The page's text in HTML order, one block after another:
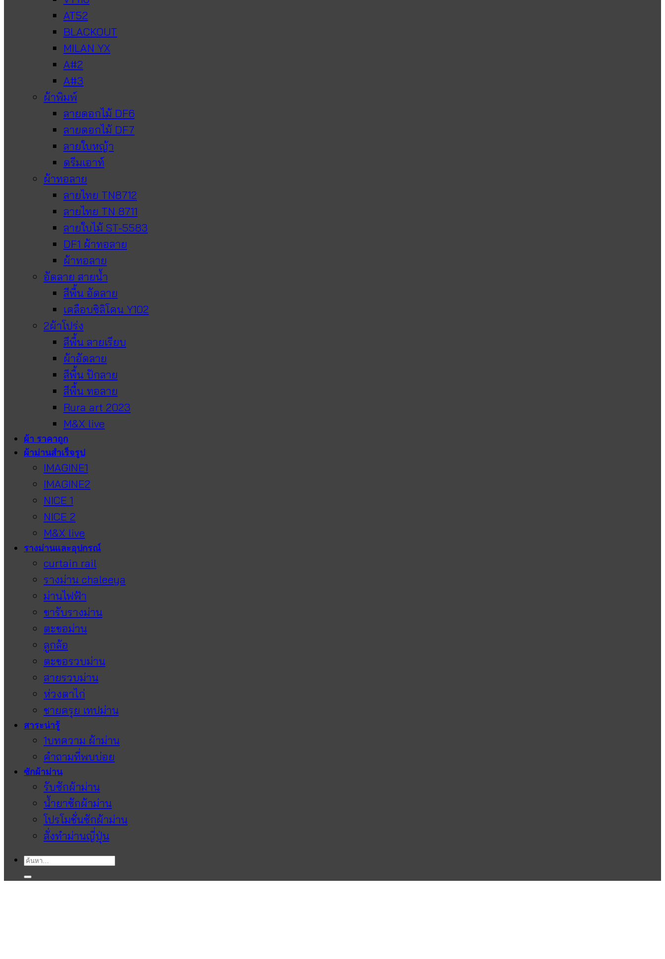
AT52
BLACKOUT
MILAN YX
A#2
A#3
ผ้าพิมพ์
ลายดอกไม้ DF6
ลายดอกไม้ DF7
ลายใบหญ้า
ดรีมเอาท์
ผ้าทอลาย
ลายไทย TN8712
ลายไทย TN 8711
ลายใบไม้ ST-5583
DF1 ผ้าทอลาย
ผ้าทอลาย
อัดลาย สายน้ำ
สีพื้น อัดลาย
เคลือบซิลิโคน Y102
2ผ้าโปร่ง
สีพื้น ลายเรียบ
ผ้าอัดลาย
สีพื้น ปักลาย
สีพื้น ทอลาย
Rura art 2023
M&X live
ผ้า ราคาถูก
ผ้าม่านสำเร็จรูป
IMAGINE1
IMAGINE2
NICE 1
NICE 2
M&X live
รางม่านและอุปกรณ์
curtain rail
รางม่าน chaleeya
ม่านไฟฟ้า
ขารับรางม่าน
ตะขอม่าน
ลูกล้อ
ตะขอรวบม่าน
สายรวบม่าน
ห่วงตาไก่
ชายครุย เทปม่าน
สาระน่ารู้
1บทความ ผ้าม่าน
คำถามที่พบบ่อย
ซักผ้าม่าน
รับซักผ้าม่าน
น้ำยาซักผ้าม่าน
โปรโมชั่นซักผ้าม่าน
สั่งทำม่านญี่ปุ่น
ค้นหา: